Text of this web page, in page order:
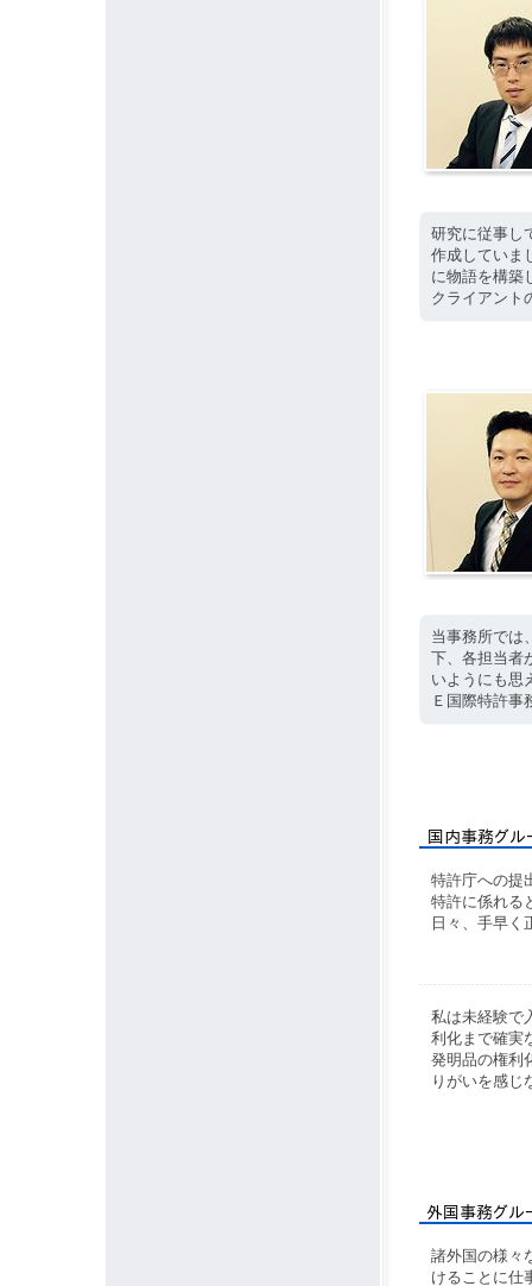
研究に従事し
作成していま
に物語を構築
クライアント
当事務所では
下、各担当者
いようにも思
Ｅ国際特許事
特許庁への提
特許に係れる
日々、手早く
私は未経験で
利化まで確実
発明品の権利
りがいを感じ
諸外国の様々
けることに仕